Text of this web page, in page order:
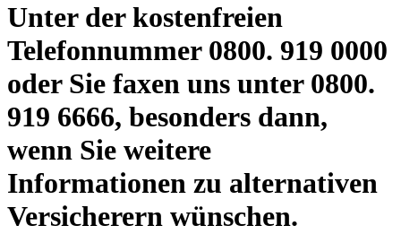
Unter der kostenfreien
Telefonnummer 0800. 919 0000
oder Sie faxen uns unter 0800.
919 6666, besonders dann,
wenn Sie weitere
Informationen zu alternativen
Versicherern wünschen.